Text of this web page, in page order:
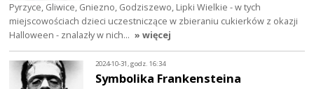
Pyrzyce, Gliwice, Gniezno, Godziszewo, Lipki Wielkie - w tych
miejscowościach dzieci uczestniczące w zbieraniu cukierków z okazji
Halloween - znalazły w nich… » więcej
2024-10-31, godz. 16:34
Symbolika Frankensteina